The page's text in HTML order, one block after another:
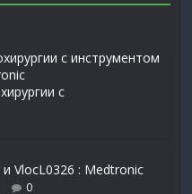
с
и VlocL0326 : Medtronic
0